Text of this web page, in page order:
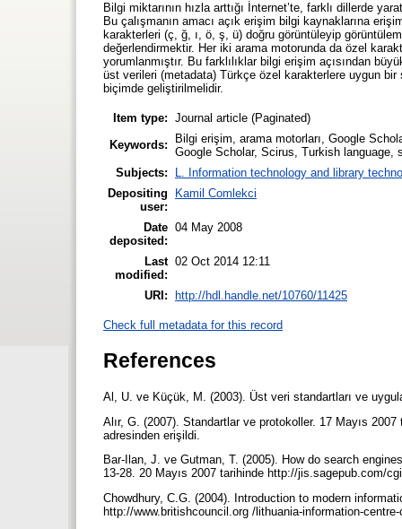
Bilgi miktarının hızla arttığı İnternet’te, farklı dillerde
Bu çalışmanın amacı açık erişim bilgi kaynaklarına
karakterleri (ç, ğ, ı, ö, ş, ü) doğru görüntüleyip
değerlendirmektir. Her iki arama motorunda da özel
yorumlanmıştır. Bu farklılıklar bilgi erişim açısından
üst verileri (metadata) Türkçe özel karakterlere uygun
biçimde geliştirilmelidir.
Item type: Journal article (Paginated)
Keywords:
Bilgi erişim, arama motorları, Google
Google Scholar, Scirus, Turkish language,
Subjects:
L. Information technology and library
Depositing
user:
Kamil Comlekci
Date
deposited:
04 May 2008
Last
modified:
02 Oct 2014 12:11
URI: http://hdl.handle.net/10760/11425
Check full metadata for this record
References
Al, U. ve Küçük, M. (2003). Üst veri standartları ve
Alır, G. (2007). Standartlar ve protokoller. 17 Mayıs
adresinden erişildi.
Bar-Ilan, J. ve Gutman, T. (2005). How do search
13-28. 20 Mayıs 2007 tarihinde http://jis.sagepub.com/
Chowdhury, C.G. (2004). Introduction to modern
http://www.britishcouncil.org /lithuania-information-